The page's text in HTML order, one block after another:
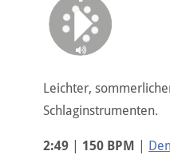
Leichter,
Schlaginstrumenten.
2:49 150 BPM